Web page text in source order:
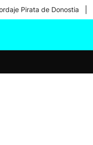
Pirata de Donostia